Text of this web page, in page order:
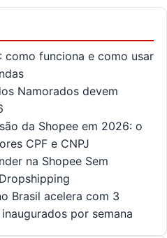
como funciona e como usar
Namorados devem
da Shopee em 2026: o
CPF e CNPJ
na Shopee Sem
Brasil acelera com 3
por semana